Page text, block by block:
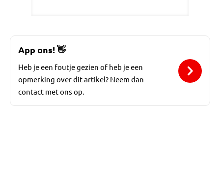
App ons!👋
Heb je een foutje gezien of heb je een
opmerking over dit artikel? Neem dan
contact met ons op.